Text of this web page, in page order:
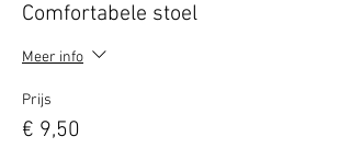
Comfortabele stoel
Meer info
Prijs
€ 9,50